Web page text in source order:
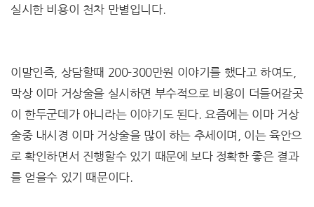
실시한 비용이 천차 만별입니다.
이말인즉, 상담할때 200-300만원 이야기를 했다고 하여도,
막상 이마 거상술을 실시하면 부수적으로 비용이 더들어갈곳
이 한두군데가 아니라는 이야기도 된다. 요즘에는 이마 거상
술중 내시경 이마 거상술을 많이 하는 추세이며, 이는 육안으
로 확인하면서 진행할수 있기 때문에 보다 정확한 좋은 결과
를 얻을수 있기 때문이다.